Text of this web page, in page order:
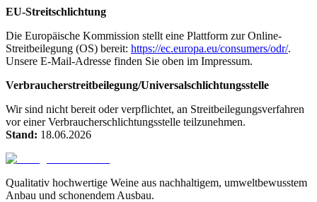
EU-Streitschlichtung
Die Europäische Kommission stellt eine Plattform zur Online-
Streitbeilegung (OS) bereit: https://ec.europa.eu/consumers/odr/.
Unsere E-Mail-Adresse finden Sie oben im Impressum.
Verbraucher­streit­beilegung/Universal­schlichtungs­stelle
Wir sind nicht bereit oder verpflichtet, an Streitbeilegungsverfahren
vor einer Verbraucherschlichtungsstelle teilzunehmen.
Stand: 18.06.2026
Qualitativ hochwertige Weine aus nachhaltigem, umweltbewusstem
Anbau und schonendem Ausbau.